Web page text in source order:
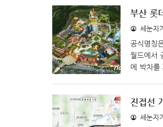
부산 롯
세눈지기
공식명칭
월드에서
에 박차를
코로나 팬
해외에서
진접선
세눈지기